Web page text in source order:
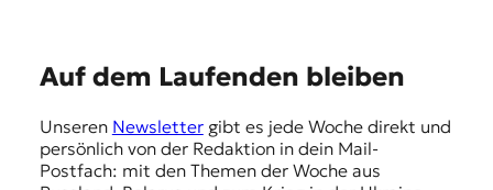
Auf dem Laufenden bleiben
Unseren Newslettergibt es jede Woche direkt und
persönlich von der Redaktion in dein Mail-
Postfach: mit den Themen der Woche aus